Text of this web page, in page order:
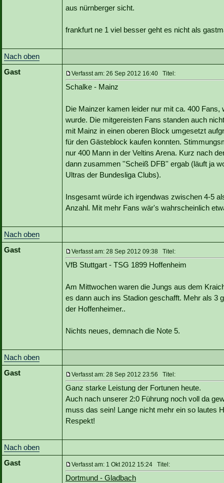
aus nürnberger sicht.
frankfurt ne 1 viel besser geht es nicht als
Nach oben
Gast
Verfasst am: 26 Sep 2012 16:40 Titel:
Schalke - Mainz
Die Mainzer kamen leider nur mit ca. 400
wurde. Die mitgereisten Fans standen auch
mit Mainz in einen oberen Block umgesetzt
für den Gästeblock kaufen konnten.
nur 400 Mann in der Veltins Arena. Kurz nach
dann zusammen ''Scheiß DFB'' ergab (läuft ja
Ultras der Bundesliga Clubs).
Insgesamt würde ich irgendwas zwischen 4-5
Anzahl. Mit mehr Fans wär's wahrscheinlich
Nach oben
Gast
Verfasst am: 28 Sep 2012 09:38 Titel:
VfB Stuttgart - TSG 1899 Hoffenheim
Am Mittwochen waren die Jungs aus dem
es dann auch ins Stadion geschafft. Mehr als 3
der Hoffenheimer..
Nichts neues, demnach die Note 5.
Nach oben
Gast
Verfasst am: 28 Sep 2012 23:56 Titel:
Ganz starke Leistung der Fortunen heute.
Auch nach unserer 2:0 Führung noch voll da
muss das sein! Lange nicht mehr ein so lautes
Respekt!
Nach oben
Gast
Verfasst am: 1 Okt 2012 15:24 Titel:
Dortmund - Gladbach